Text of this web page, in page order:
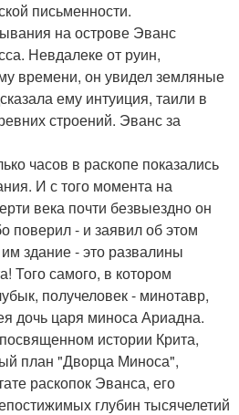
письменности.
на острове Эванс
Невдалеке от руин,
времени, он увидел земляные
ему интуиция, таили в
строений. Эванс за
часов в раскопе показались
И с того момента на
века почти безвыездно он
поверил - и заявил об этом
здание - это развалины
Того самого, в котором
получеловек - минотавр,
дочь царя миноса Ариадна.
истории Крита,
план "Дворца Миноса",
раскопок Эванса, его
глубин тысячелетий